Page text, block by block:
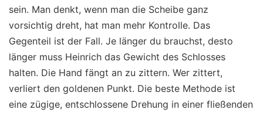
sein. Man denkt, wenn man die Scheibe ganz
vorsichtig dreht, hat man mehr Kontrolle. Das
Gegenteil ist der Fall. Je länger du brauchst, desto
länger muss Heinrich das Gewicht des Schlosses
halten. Die Hand fängt an zu zittern. Wer zittert,
verliert den goldenen Punkt. Die beste Methode ist
eine zügige, entschlossene Drehung in einer fließenden